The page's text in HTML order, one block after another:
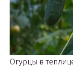
Огурцы в